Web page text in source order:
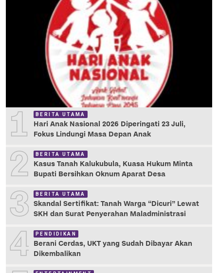
1 BERITA UTAMA
Hari Anak Nasional 2026 Diperingati 23 Juli,
Fokus Lindungi Masa Depan Anak
2 BERITA UTAMA
Kasus Tanah Kalukubula, Kuasa Hukum Minta
Bupati Bersihkan Oknum Aparat Desa
3 BERITA UTAMA
Skandal Sertifikat: Tanah Warga “Dicuri” Lewat
SKH dan Surat Penyerahan Maladministrasi
4 PENDIDIKAN
Berani Cerdas, UKT yang Sudah Dibayar Akan
Dikembalikan